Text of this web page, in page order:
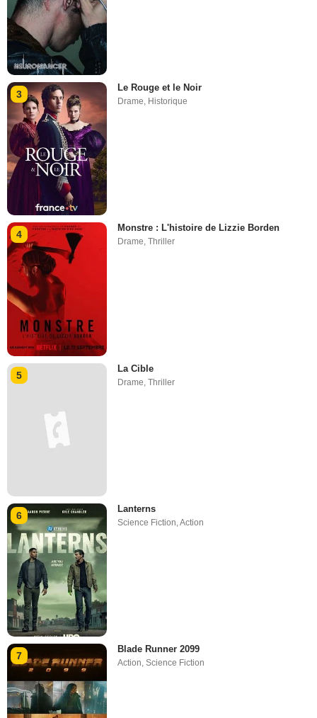
3
Le Rouge et le Noir
Drame, Historique
4
Monstre : L'histoire de Lizzie Borden
Drame,Thriller
5
La Cible
Drame ,Thriller
6
Lanterns
Science Fiction,Action
7
Blade Runner 2099
Action,Science Fiction